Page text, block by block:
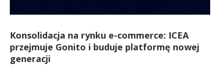
Konsolidacja na rynku e-commerce: ICEA
przejmuje Gonito i buduje platformę nowej
generacji